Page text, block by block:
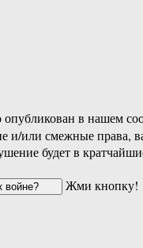
в нашем
и/или смежные права,
будет в
Жми кнопку!